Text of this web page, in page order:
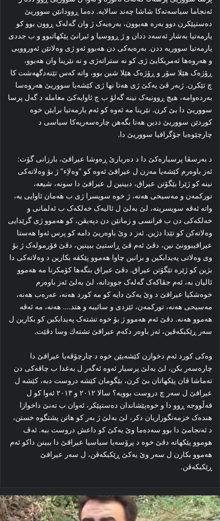
ئه‌نجاما سیاسه‌ته‌کا شاشا چه‌ند سالایه‌. ده‌ما ڕوودانێن سووریێ
ده‌ستپێکرن دوو به‌ره‌ هه‌بوون، به‌ره‌یه‌ک ژ وان گه‌له‌ک ڕوون بوو کو
یارمه‌تیا به‌شار ئه‌سه‌د ددان و ژ ڕووسیا و ئیرانێ پێکهاتبوو و ب جددی
یارمه‌تیا سووریه‌ ددن. به‌ره‌یه‌کی دن هه‌بوو ئه‌و ژی وه‌لاتێن ئه‌ورووپی
و هه‌روەها ئەمریكایێ ژی کو نه‌ ستراته‌ژی و نه‌ نێرینا وان هه‌بوو،
ڕۆژه‌ک هێلا سۆر و ڕۆژه‌ک هێلا شین بوو، واته‌ که‌س تێنه‌دگهەشت كا
چ تێکرن. ژبەر ڤێ یه‌کێ ژی هه‌تا نها ژی کێشه‌یا سووریێ هه‌روەسا
به‌رده‌وامه‌، هیچ ڕوونیه‌ک نینه‌ گه‌لۆ ب چ ئاوایه‌کێ معاملە د گه‌ل پرسا
سووریێ دا بێ کرن. نێرینا مه‌ ئه‌وه‌ کو ئەم یارمه‌تیا برایێن خوه‌
کوردێن سووریێ ددین هه‌تا بگەهن چاره‌سه‌ریه‌کا سیاسی د
چارچێوه‌یا جۆگرافیا سووریێ دا.
د به‌رسڤا پرسیاره‌کێ دا د ده‌ربارێ ڕه‌وشا عیراقێ، بارزانی گۆت:
ئه‌ز باوه‌رم کێشه‌یا مه‌زن ل عیراقێ ئه‌وه‌ کو “وەلاِء” ژ بۆ وه‌لاته‌کی
نینه‌ كو ژێرا بێگۆتن عیراق، دبینین ل عیراقێ دا سونه‌، شیعە،
تورکمه‌ن و مه‌سیحی هه‌نه‌، ژ خوه‌ سویسرا ژی ب هه‌مان ئاوایی یه‌،
واته‌ ئه‌ڤە سویسرینه‌، لێ به‌لێ ل ئالیه‌ک خه‌لکه‌ک ب ئەلمانی و
خه‌لکه‌کی دن ب فرانسی و زمانێن دن دپه‌یڤن، کو هه‌موو ژی گرێدایی
وه‌لاته‌کن کو تێدا دژین. ئه‌ز د وێ باوەریێ دامە كو پرس ئه‌وا ھەستا
عیراقیبوونێ نین، دڤێ ئه‌م ڤێ ڕاستیێ ببینین، دڤێ فۆرموله‌ک ژ بۆ
وی وه‌لاتی په‌یدابکین و بزانین چاوا هه‌موو پێکڤه‌ بکارین د وه‌لاته‌کی دا
بژین کو ژێره‌ تێگۆتن عیراق. دڤێ عیراق بنگه‌ها کۆمکرنا مه‌ هه‌موو
ئالیان بە، ئه‌م جڤاکه‌ک گه‌له‌ک جوودانه‌، لێ به‌لێ ئه‌ز باوه‌رم
خوه‌شکیا عیراقێ د وێ یه‌کێ دایه‌ کو مه‌ کورد هه‌نە، عه‌ره‌ب هه‌نه‌،
مه‌سیحی هه‌نه‌، تورکمه‌ن، ئێزدی و سائیبه‌ و ھتد…. هه‌نه‌، مه‌ ئه‌ڤە
هه‌موو هه‌نه‌. دڤێ ئه‌م هه‌موو ژ بۆ خوه‌ تشته‌ک په‌یدابکین کو بکارین ل
سه‌ر ڕێکبکه‌ڤین، ئه‌ز باوه‌ر دكەم عیراقێ تشتەك وسا دڤێت.
وه‌کی کورد ئه‌م دخوازن کێشه‌یێن خوه‌ د چارچۆڤەیا عیراقێ دا
چاره‌سه‌ر بکن، لێ به‌لێ پرسیار ئه‌وه‌ ئه‌گه‌ر ل به‌غدا ب چاڤه‌کی دن
ته‌ماشا ڤان پێکهاتان بێ کرن، بێگومان کێشه‌ دروست دبە، کێشه‌ ل
عیراقێ ل سه‌ر چ دروست بوویه‌؟ سالا ۲۰۱۲ و ۲۰۱۳ ئه‌وا کو ل
فه‌ڵووجه‌ ڕوو دا و خوه‌پێشاندان ده‌ستپێکر، ئه‌وان ب ته‌نێ داخوازا
هنده‌ک خزمه‌تگوزاریان دکر، لێ به‌لێ ژ به‌ر کو هاتن پشتگوه خستن،
د ئه‌نجامێ دا بوو سه‌ده‌ما وێ یه‌کێ کو داعش دروست ببە. ئه‌ڤ
ھوموو پێکهاتە دڤێ خوه‌ د پرۆسه‌یا سیاسیا عیراقێ دا ببینن داکو ئه‌م
هه‌موو بکارن ل سه‌ر وێ یەكێ ڕێکبکه‌ڤن، ل سه‌ر عیراقێ
ڕێکبکه‌ڤن.